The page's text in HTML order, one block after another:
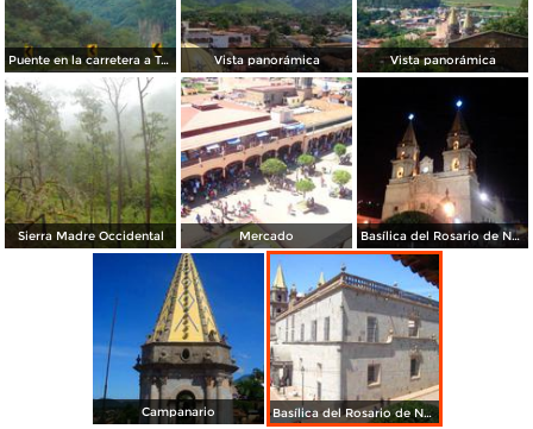
Puente en la carretera a Talpa Vista panorámica Vista panorámica
Sierra Madre Occidental Mercado Basílica del Rosario de Nuestra Señora de Talpa
Campanario Basílica del Rosario de Nuestra Señora de Talpa